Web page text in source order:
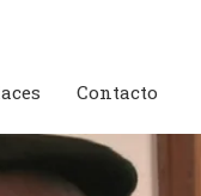
Contacto